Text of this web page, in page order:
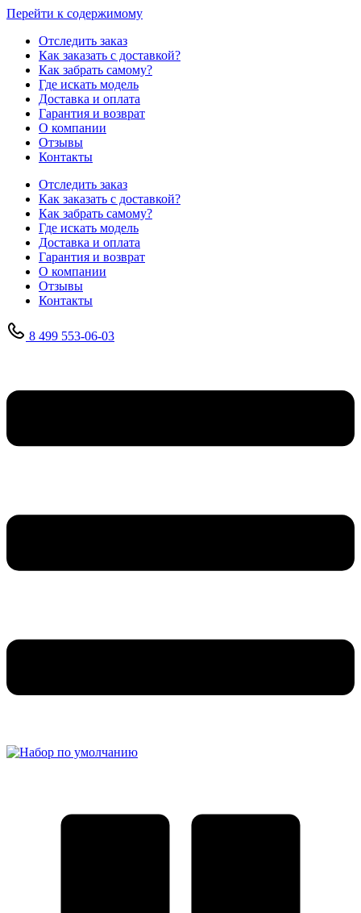
Перейти к содержимому
Отследить заказ
Как заказать с доставкой?
Как забрать самому?
Где искать модель
Доставка и оплата
Гарантия и возврат
О компании
Отзывы
Контакты
Отследить заказ
Как заказать с доставкой?
Как забрать самому?
Где искать модель
Доставка и оплата
Гарантия и возврат
О компании
Отзывы
Контакты
8 499 553-06-03